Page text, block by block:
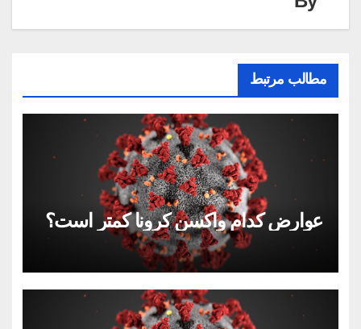
مطالب مرتبط
عوارض کدام واکسن کرونا کمتر است؟